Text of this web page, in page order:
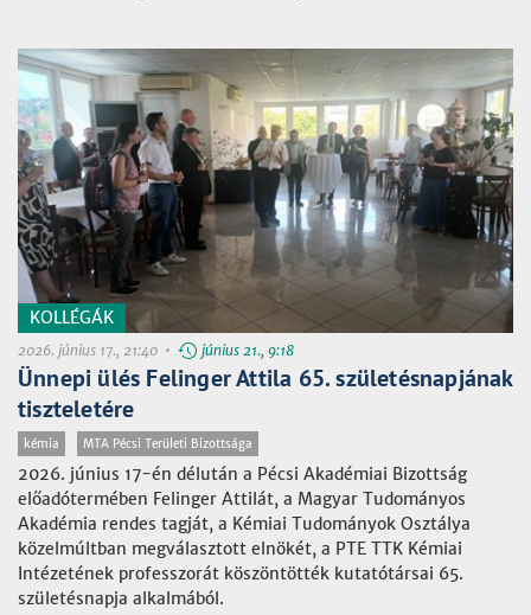
KOLLÉGÁK
2026. június 17., 21:40 • június 21., 9:18
Ünnepi ülés Felinger Attila 65. születésnapjának
tiszteletére
kémia MTA Pécsi Területi Bizottsága
2026. június 17-én délután a Pécsi Akadémiai Bizottság
előadótermében Felinger Attilát, a Magyar Tudományos
Akadémia rendes tagját, a Kémiai Tudományok Osztálya
közelmúltban megválasztott elnökét, a PTE TTK Kémiai
Intézetének professzorát köszöntötték kutatótársai 65.
születésnapja alkalmából.